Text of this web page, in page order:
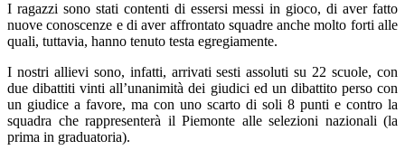
I ragazzi sono stati contenti di essersi messi in gioco, di aver fatto
nuove conoscenze e di aver affrontato squadre anche molto forti alle
quali, tuttavia, hanno tenuto testa egregiamente.
I nostri allievi sono, infatti, arrivati sesti assoluti su 22 scuole, con
due dibattiti vinti all’unanimità dei giudici ed un dibattito perso con
un giudice a favore, ma con uno scarto di soli 8 punti e contro la
squadra che rappresenterà il Piemonte alle selezioni nazionali (la
prima in graduatoria).